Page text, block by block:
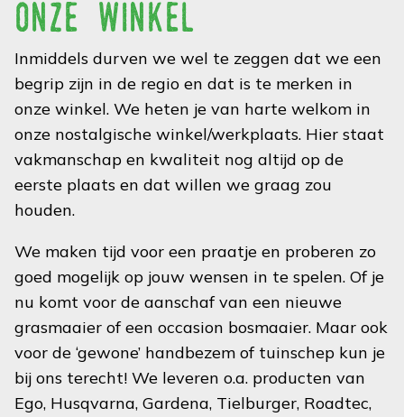
onze winkel
Inmiddels durven we wel te zeggen dat we een
begrip zijn in de regio en dat is te merken in
onze winkel. We heten je van harte welkom in
onze nostalgische winkel/werkplaats. Hier staat
vakmanschap en kwaliteit nog altijd op de
eerste plaats en dat willen we graag zou
houden.
We maken tijd voor een praatje en proberen zo
goed mogelijk op jouw wensen in te spelen. Of je
nu komt voor de aanschaf van een nieuwe
grasmaaier of een occasion bosmaaier. Maar ook
voor de ‘gewone’ handbezem of tuinschep kun je
bij ons terecht! We leveren o.a. producten van
Ego, Husqvarna, Gardena, Tielburger, Roadtec,